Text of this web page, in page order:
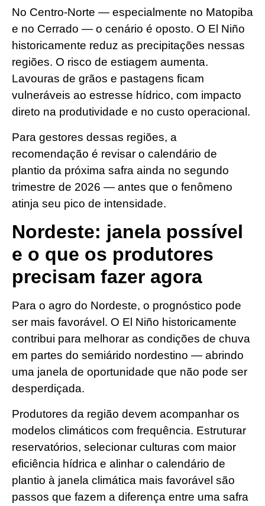
No Centro-Norte — especialmente no Matopiba
e no Cerrado — o cenário é oposto. O El Niño
historicamente reduz as precipitações nessas
regiões. O risco de estiagem aumenta.
Lavouras de grãos e pastagens ficam
vulneráveis ao estresse hídrico, com impacto
direto na produtividade e no custo operacional.
Para gestores dessas regiões, a
recomendação é revisar o calendário de
plantio da próxima safra ainda no segundo
trimestre de 2026 — antes que o fenômeno
atinja seu pico de intensidade.
Nordeste: janela possível
e o que os produtores
precisam fazer agora
Para o agro do Nordeste, o prognóstico pode
ser mais favorável. O El Niño historicamente
contribui para melhorar as condições de chuva
em partes do semiárido nordestino — abrindo
uma janela de oportunidade que não pode ser
desperdiçada.
Produtores da região devem acompanhar os
modelos climáticos com frequência. Estruturar
reservatórios, selecionar culturas com maior
eficiência hídrica e alinhar o calendário de
plantio à janela climática mais favorável são
passos que fazem a diferença entre uma safra